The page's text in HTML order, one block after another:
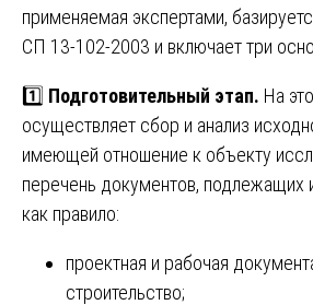
применяемая экспертами,
СП 13-102-2003 и включает три
1️⃣ Подготовительный этап. На
осуществляет сбор и анализ
имеющей отношение к объекту
перечень документов, подлежащих
как правило:
проектная и рабочая
строительство;